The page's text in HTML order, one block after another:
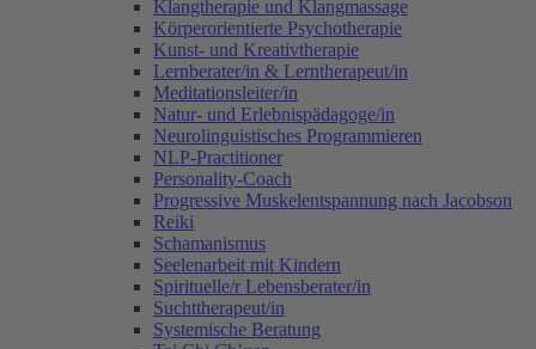
Klangtherapie und Klangmassage
Körperorientierte Psychotherapie
Kunst- und Kreativtherapie
Lernberater/in & Lerntherapeut/in
Meditationsleiter/in
Natur- und Erlebnispädagoge/in
Neurolinguistisches Programmieren
NLP-Practitioner
Personality-Coach
Progressive Muskelentspannung nach Jacobson
Reiki
Schamanismus
Seelenarbeit mit Kindern
Spirituelle/r Lebensberater/in
Suchttherapeut/in
Systemische Beratung